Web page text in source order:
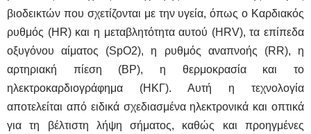
βιοδεικτών που σχετίζονται με την υγεία, όπως ο Καρδιακός
ρυθμός (HR) και η μεταβλητότητα αυτού (HRV), τα επίπεδα
οξυγόνου αίματος (SpO2), η ρυθμός αναπνοής (RR), η
αρτηριακή πίεση (BP), η θερμοκρασία και το
ηλεκτροκαρδιογράφημα (ΗΚΓ). Αυτή η τεχνολογία
αποτελείται από ειδικά σχεδιασμένα ηλεκτρονικά και οπτικά
για τη βέλτιστη λήψη σήματος, καθώς και προηγμένες